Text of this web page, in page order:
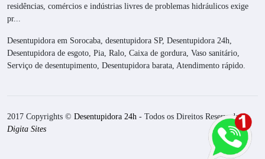
residências, comércios e indústrias livres de problemas hidráulicos exige
pr...
Desentupidora em Sorocaba, desentupidora SP, Desentupidora 24h,
Desentupidora de esgoto, Pia, Ralo, Caixa de gordura, Vaso sanitário,
Serviço de desentupimento, Desentupidora barata, Atendimento rápido.
2017 Copyrights © Desentupidora 24h - Todos os Direitos Reservados.
Digita Sites